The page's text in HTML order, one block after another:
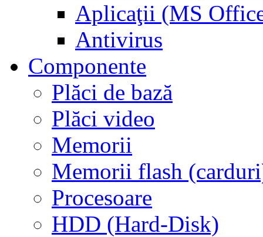
Aplicaţii (MS
Antivirus
Componente
Plăci de bază
Plăci video
Memorii
Memorii flash
Procesoare
HDD (Hard-Disk)